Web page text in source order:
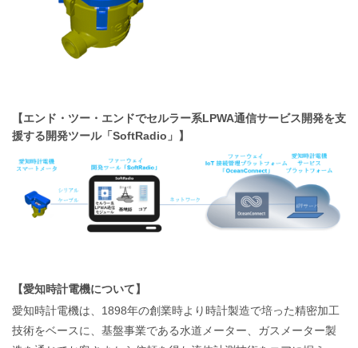
【エンド・ツー・エンドでセルラー系LPWA通信サービス開発を支
援する開発ツール「SoftRadio」】
【愛知時計電機について】
愛知時計電機は、1898年の創業時より時計製造で培った精密加工
技術をベースに、基盤事業である水道メーター、ガスメーター製